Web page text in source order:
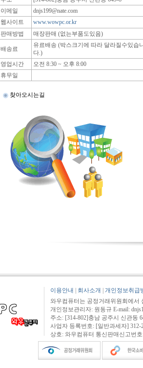
이메일
dnjs199@nate.com
웹사이트
www.wowpc.or.kr
판매방법
매장판매 (없는부품도있음)
배송료
유료배송 (박스크기에 따라 달라질수있습니
다.)
영업시간
오전 8:30 ~ 오후 8:00
휴무일
찾아오시는길
이용안내 회사소개 개인정보취급
와우컴퓨터는 공정거래위원회에서
개인정보관리자: 원동규 E-mail:
주소: [314-802]충남 공주시 신관동
사업자 등록번호: [일반과세자] 312-
상호: 와우컴퓨터 통신판매신고번